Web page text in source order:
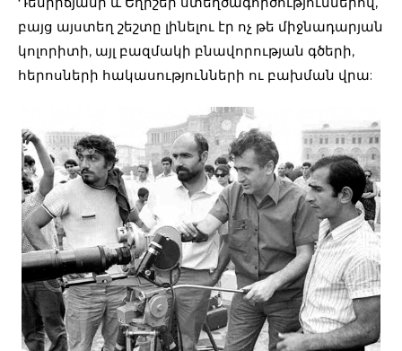
բայց այստեղ շեշտը լինելու էր ոչ թե միջնադարյան
կոլորիտի, այլ բազմակի բնավորության գծերի,
հերոսների հակասությունների ու բախման վրա: